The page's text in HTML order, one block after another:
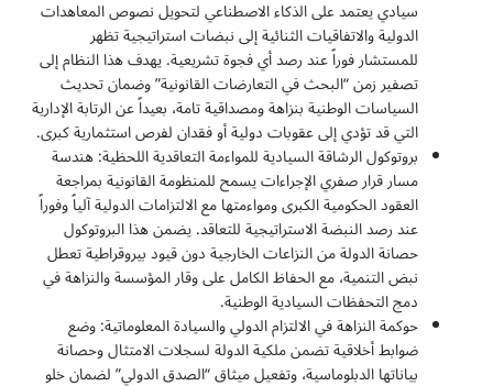
سيادي يعتمد على الذكاء الاصطناعي لتحويل نصوص المعاهدات
الدولية والاتفاقيات الثنائية إلى نبضات استراتيجية تظهر
للمستشار فوراً عند رصد أي فجوة تشريعية. يهدف هذا النظام إلى
تصفير زمن “البحث في التعارضات القانونية” وضمان تحديث
السياسات الوطنية بنزاهة ومصداقية تامة، بعيداً عن الرتابة الإدارية
التي قد تؤدي إلى عقوبات دولية أو فقدان لفرص استثمارية كبرى.
بروتوكول الرشاقة السيادية للمواءمة التعاقدية اللحظية: هندسة
مسار قرار صفري الإجراءات يسمح للمنظومة القانونية بمراجعة
العقود الحكومية الكبرى ومواءمتها مع الالتزامات الدولية آلياً وفوراً
عند رصد النبضة الاستراتيجية للتعاقد. يضمن هذا البروتوكول
حصانة الدولة من النزاعات الخارجية دون قيود بيروقراطية تعطل
نبض التنمية، مع الحفاظ الكامل على وقار المؤسسة والنزاهة في
دمج التحفظات السيادية الوطنية.
حوكمة النزاهة في الالتزام الدولي والسيادة المعلوماتية: وضع
ضوابط أخلاقية تضمن ملكية الدولة لسجلات الامتثال وحصانة
بياناتها الدبلوماسية، وتفعيل ميثاق “الصدق الدولي” لضمان خلو